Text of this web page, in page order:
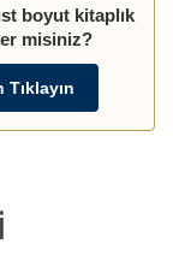
boyut kitaplık
misiniz?